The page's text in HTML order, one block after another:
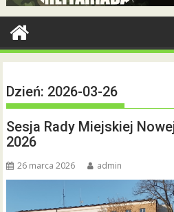
Dzień: 2026-03-26
Sesja Rady Miejskiej
2026
26 marca 2026 admin